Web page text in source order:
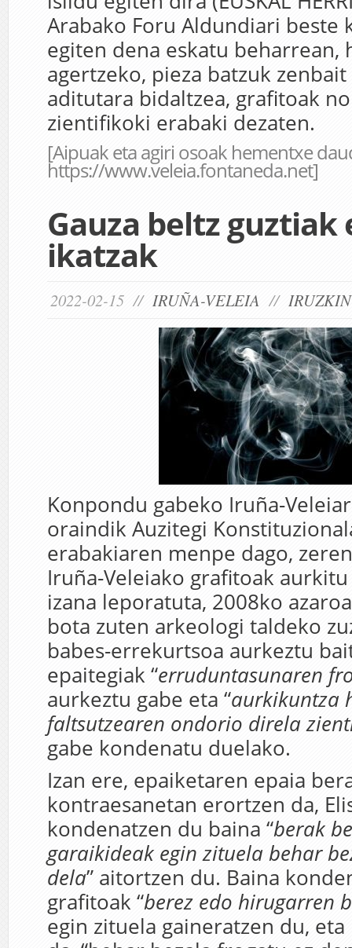
Arabako Foru Aldundiari beste
egiten dena eskatu beharrean,
agertzeko, pieza batzuk
aditutara bidaltzea, grafitoak
zientifikoki erabaki dezaten.
[Aipuak eta agiri osoak hementxe
https://www.veleia.fontaneda.net]
Gauza beltz guztiak
ikatzak
2022-02-15 // IRUÑA-VELEIA //
Konpondu gabeko Iruña-
oraindik Auzitegi
erabakiaren menpe dago,
Iruña-Veleiako grafitoak
izana leporatuta, 2008ko
bota zuten arkeologi taldeko
babes-errekurtsoa aurkeztu
epaitegiak “erruduntasunaren
aurkeztu gabe eta “aurkikuntza
faltsutzearen ondorio direla
gabe kondenatu duelako.
Izan ere, epaiketaren epaia
kontraesanetan erortzen da,
kondenatzen du baina “berak
garaikideak egin zituela behar
dela” aitortzen du. Baina
grafitoak “berez edo hirugarren
egin zituela gaineratzen du,